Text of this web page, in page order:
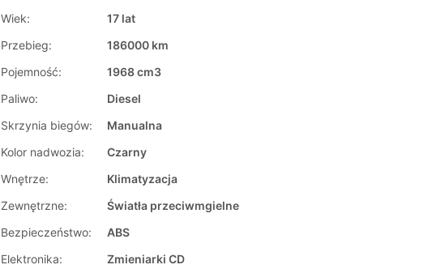
Wiek:
17 lat
Przebieg:
186000 km
Pojemność:
1968 cm3
Paliwo:
Diesel
Skrzynia biegów:
Manualna
Kolor nadwozia:
Czarny
Wnętrze:
Klimatyzacja
Zewnętrzne:
Światła przeciwmgielne
Bezpieczeństwo:
ABS
Elektronika:
Zmieniarki CD